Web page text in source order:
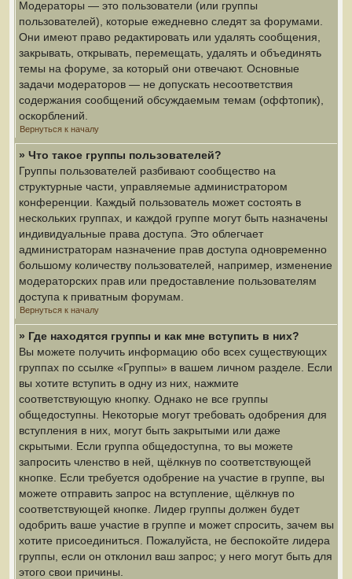
Модераторы — это пользователи (или группы
пользователей), которые ежедневно следят за форумами.
Они имеют право редактировать или удалять сообщения,
закрывать, открывать, перемещать, удалять и объединять
темы на форуме, за который они отвечают. Основные
задачи модераторов — не допускать несоответствия
содержания сообщений обсуждаемым темам (оффтопик),
оскорблений.
Вернуться к началу
» Что такое группы пользователей?
Группы пользователей разбивают сообщество на
структурные части, управляемые администратором
конференции. Каждый пользователь может состоять в
нескольких группах, и каждой группе могут быть назначены
индивидуальные права доступа. Это облегчает
администраторам назначение прав доступа одновременно
большому количеству пользователей, например, изменение
модераторских прав или предоставление пользователям
доступа к приватным форумам.
Вернуться к началу
» Где находятся группы и как мне вступить в них?
Вы можете получить информацию обо всех существующих
группах по ссылке «Группы» в вашем личном разделе. Если
вы хотите вступить в одну из них, нажмите
соответствующую кнопку. Однако не все группы
общедоступны. Некоторые могут требовать одобрения для
вступления в них, могут быть закрытыми или даже
скрытыми. Если группа общедоступна, то вы можете
запросить членство в ней, щёлкнув по соответствующей
кнопке. Если требуется одобрение на участие в группе, вы
можете отправить запрос на вступление, щёлкнув по
соответствующей кнопке. Лидер группы должен будет
одобрить ваше участие в группе и может спросить, зачем вы
хотите присоединиться. Пожалуйста, не беспокойте лидера
группы, если он отклонил ваш запрос; у него могут быть для
этого свои причины.